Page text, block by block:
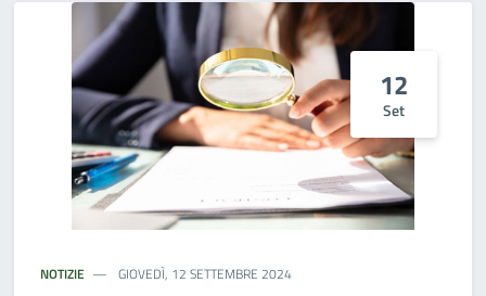
12
Set
NOTIZIE GIOVEDÌ, 12 SETTEMBRE 2024